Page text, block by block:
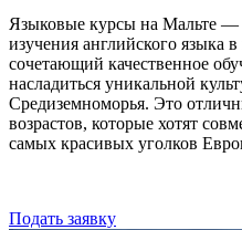
Языковые курсы на Мальте —
изучения английского языка
сочетающий качественное
насладиться уникальной
Средиземноморья. Это
возрастов, которые хотят
самых красивых уголков
Подать заявку